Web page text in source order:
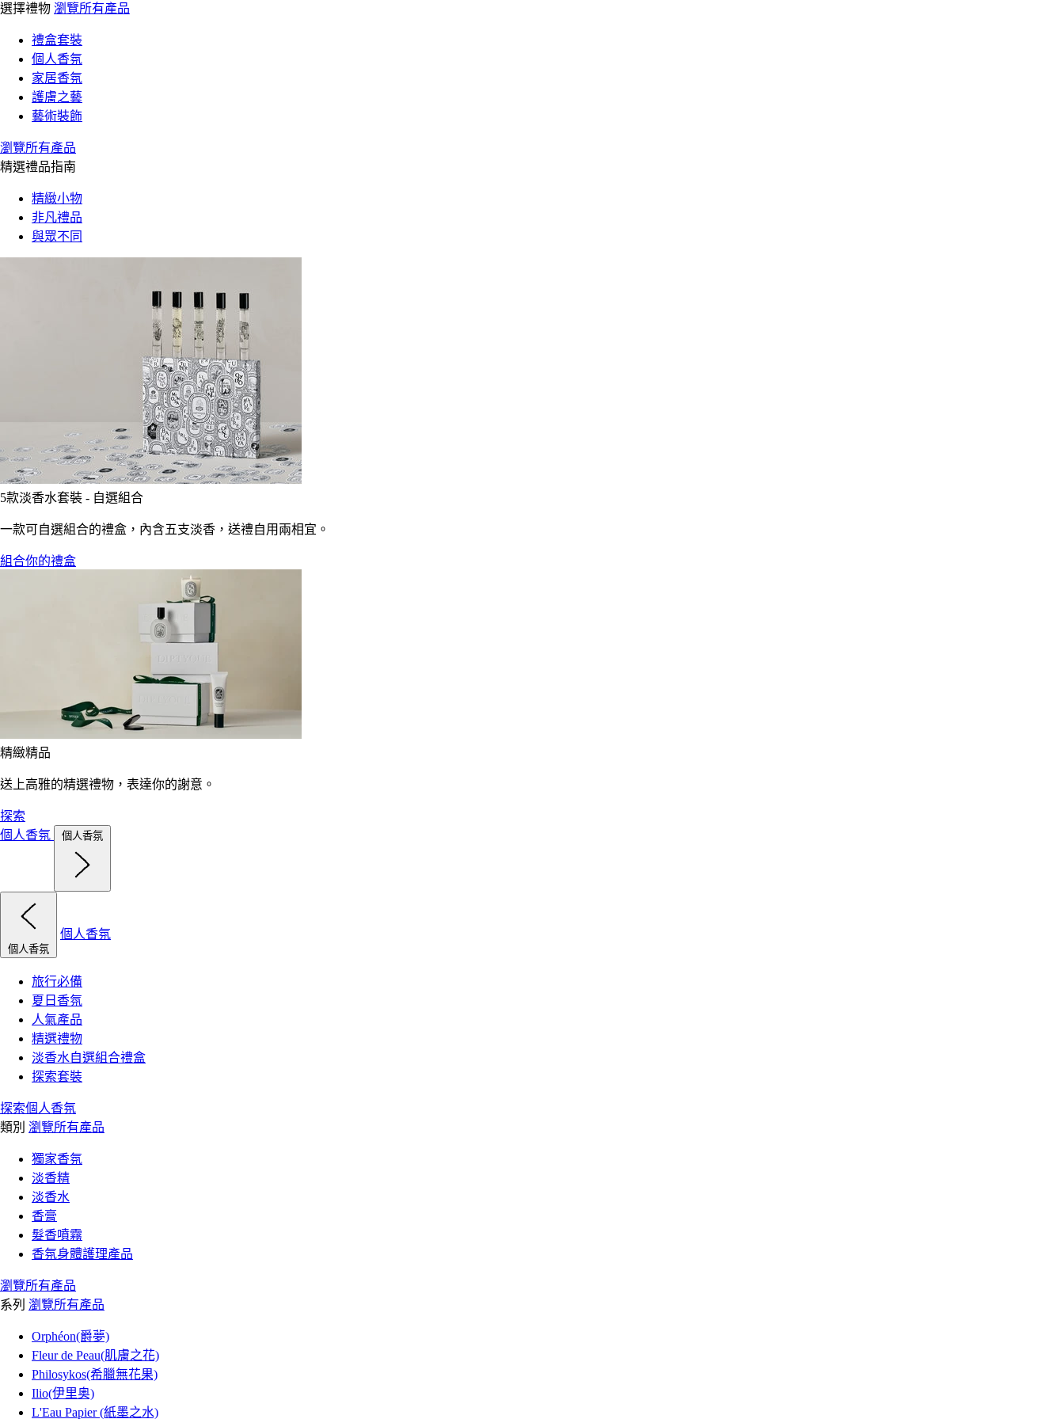
選擇禮物 瀏覽所有產品
禮盒套裝
個人香氛
家居香氛
護膚之藝
藝術裝飾
瀏覽所有產品
精選禮品指南
精緻小物
非凡禮品
與眾不同
5款淡香水套裝 - 自選組合
一款可自選組合的禮盒，內含五支淡香，送禮自用兩相宜。
組合你的禮盒
精緻精品
送上高雅的精選禮物，表達你的謝意。
探索
個人香氛
個人香氛
個人香氛
個人香氛
旅行必備
夏日香氛
人氣產品
精選禮物
淡香水自選組合禮盒
探索套裝
探索個人香氛
類別 瀏覽所有產品
獨家香氛
淡香精
淡香水
香膏
髮香噴霧
香氛身體護理產品
瀏覽所有產品
系列 瀏覽所有產品
Orphéon(爵夢)
Fleur de Peau(肌膚之花)
Philosykos(希臘無花果)
Ilio(伊里奥)
L'Eau Papier (紙墨之水)